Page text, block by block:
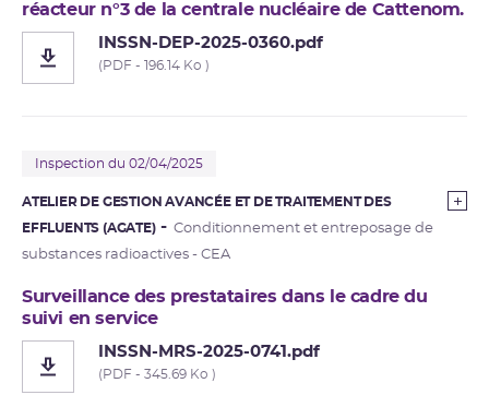
réacteur n°3 de la centrale nucléaire de Cattenom.
INSSN-DEP-2025-0360.pdf
(PDF - 196.14 Ko )
Inspection du 02/04/2025
ATELIER DE GESTION AVANCÉE ET DE TRAITEMENT DES
EFFLUENTS (AGATE)
Conditionnement et entreposage de
substances radioactives - CEA
Surveillance des prestataires dans le cadre du
suivi en service
INSSN-MRS-2025-0741.pdf
(PDF - 345.69 Ko )